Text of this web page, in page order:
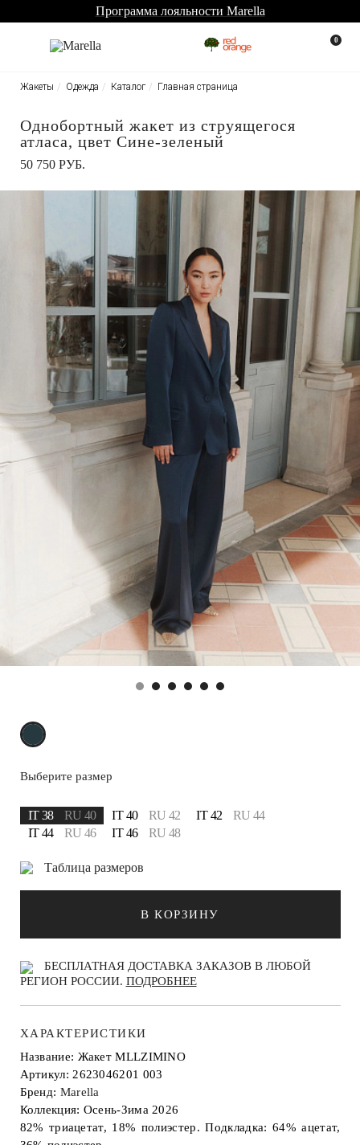
Программа лояльности Marella
0
Главная страница
Каталог
Одежда
Жакеты
Однобортный жакет из струящегося
атласа, цвет Сине-зеленый
50 750 РУБ.
Выберите размер
IT 38 RU 40 IT 40 RU 42 IT 42
RU 44
IT 44
RU 46 IT 46 RU 48
Таблица размеров
В КОРЗИНУ
БЕСПЛАТНАЯ ДОСТАВКА ЗАКАЗОВ В ЛЮБОЙ
РЕГИОН РОССИИ. ПОДРОБНЕЕ
ХАРАКТЕРИСТИКИ
Название: Жакет MLLZIMINO
Артикул: 2623046201 003
Бренд: Marella
Коллекция: Осень-Зима 2026
82% триацетат, 18% полиэстер. Подкладка: 64% ацетат,